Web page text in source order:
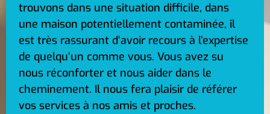
trouvons dans une situation difficile, dans
une maison potentiellement contaminée, il
est très rassurant d’avoir recours à l’expertise
de quelqu’un comme vous. Vous avez su
nous réconforter et nous aider dans le
cheminement. Il nous fera plaisir de référer
vos services à nos amis et proches.